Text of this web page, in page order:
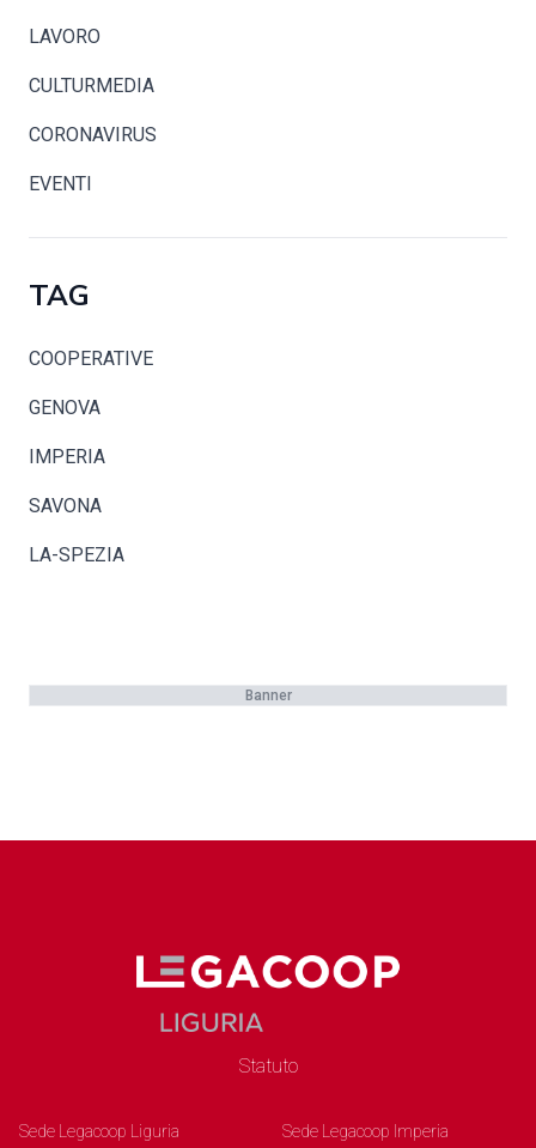
LAVORO
CULTURMEDIA
CORONAVIRUS
EVENTI
TAG
COOPERATIVE
GENOVA
IMPERIA
SAVONA
LA-SPEZIA
Banner
Statuto
Sede Legacoop Liguria
Sede Legacoop Imperia